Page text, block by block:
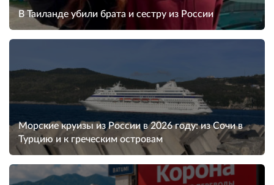
В Таиланде убили брата и сестру из России
Морские круизы из России в 2026 году: из Сочи в
Турцию и к греческим островам